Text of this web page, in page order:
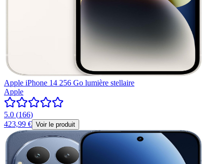
Apple iPhone 14 256 Go lumière stellaire
Apple
5.0 (166)
423,99 € Voir le produit